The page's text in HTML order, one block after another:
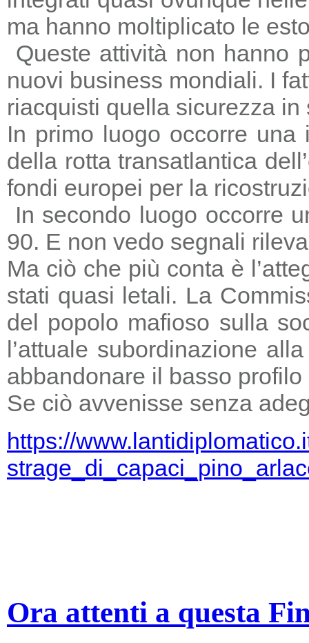
ma hanno moltiplicato le
Queste attività non hanno
nuovi business mondiali. I
riacquisti quella sicurezza
In primo luogo occorre
della rotta transatlantica
fondi europei per la
In secondo luogo occorre
90. E non vedo segnali
Ma ciò che più conta è
stati quasi letali. La
del popolo mafioso sulla
l’attuale subordinazione
abbandonare il basso
Se ciò avvenisse senza
https://
Ora attenti a questa